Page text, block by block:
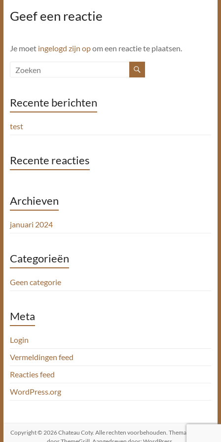
Geef een reactie
Je moet ingelogd zijn opom een reactie te plaatsen.
Recente berichten
test
Recente reacties
Archieven
januari 2024
Categorieën
Geen categorie
Meta
Login
Vermeldingen feed
Reacties feed
WordPress.org
Copyright © 2026Chateau Coty. Alle rechten voorbehouden. Thema